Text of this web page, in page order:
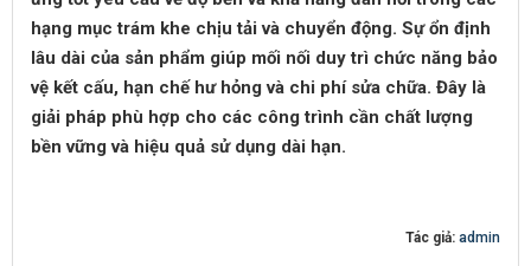
hạng mục trám khe chịu tải và chuyển động. Sự ổn định
lâu dài của sản phẩm giúp mối nối duy trì chức năng bảo
vệ kết cấu, hạn chế hư hỏng và chi phí sửa chữa. Đây là
giải pháp phù hợp cho các công trình cần chất lượng
bền vững và hiệu quả sử dụng dài hạn.
Tác giả: admin